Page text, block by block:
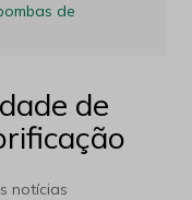
de
de
notícias